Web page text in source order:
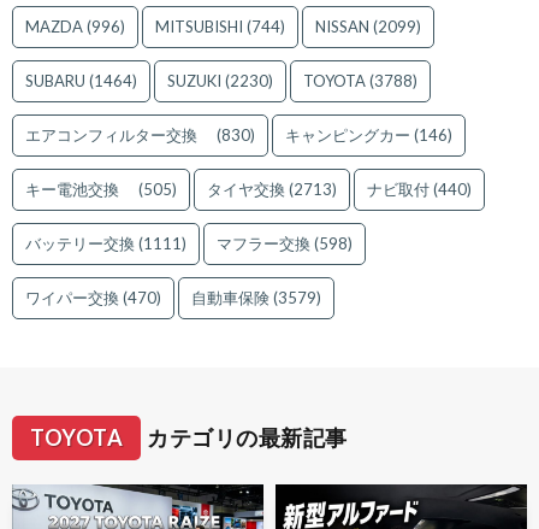
MAZDA(996) MITSUBISHI (744) NISSAN (2099)
SUBARU (1464) SUZUKI (2230) TOYOTA(3788)
エアコンフィルター交換 (830) キャンピングカー (146)
キー電池交換 (505) タイヤ交換(2713) ナビ取付(440)
バッテリー交換(1111) マフラー交換(598)
ワイパー交換(470) 自動車保険(3579)
TOYOTA カテゴリの最新記事